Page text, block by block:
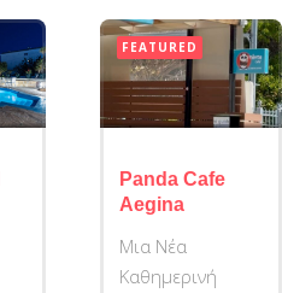
FEATURED
Panda Cafe
Aegina
Μια Νέα
Καθημερινή